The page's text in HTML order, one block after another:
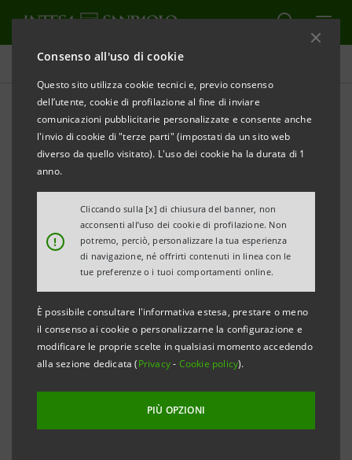
Consenso all'uso di cookie
Questo sito utilizza cookie tecnici e, previo consenso
dell’utente, cookie di profilazione al fine di inviare
comunicazioni pubblicitarie personalizzate e consente anche
l'invio di cookie di "terze parti" (impostati da un sito web
diverso da quello visitato). L'uso dei cookie ha la durata di 1
anno.
!
Cliccando sulla [x] di chiusura del banner, non
acconsenti all’uso dei cookie di profilazione. Non
potremo, perciò, personalizzare la tua esperienza
di navigazione, né offrirti contenuti in linea con le
tue preferenze o i tuoi comportamenti online.
È possibile consultare l'informativa estesa, prestare o meno
il consenso ai cookie o personalizzarne la configurazione e
modificare le proprie scelte in qualsiasi momento accedendo
alla sezione dedicata (Privacy- Cookie policy).
PIÙ OPZIONI
Comunicati stampa
STAMPA AGGIORNA
INTESA SANPAOLO: RESOCONTO INTERMEDIO AL 30
SETTEMBRE 2014
Torino, Milano, 14 novembre2014– Si comunica che il
Resoconto intermedio al 30 settembre 2014 ex
art.154-ter D. Lgs. n. 58/1998 è stato reso disponibile
nella giornata odierna presso la Sede sociale nonché
nel meccanismo di stoccaggio autorizzato1Infoe nel
group.intesasanpaolo.com .